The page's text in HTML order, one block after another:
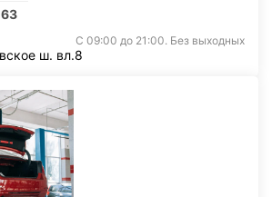
С 09:00 до 21:00. Без выходных
ш. вл.8